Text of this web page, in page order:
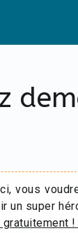
vous
super
!